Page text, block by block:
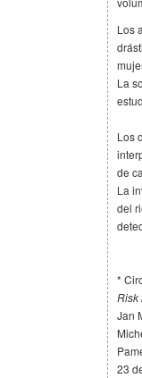
Los
La
Los
de
La
del
*
Risk
Jan
23